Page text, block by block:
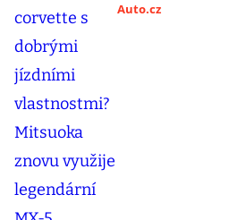
Auto.cz